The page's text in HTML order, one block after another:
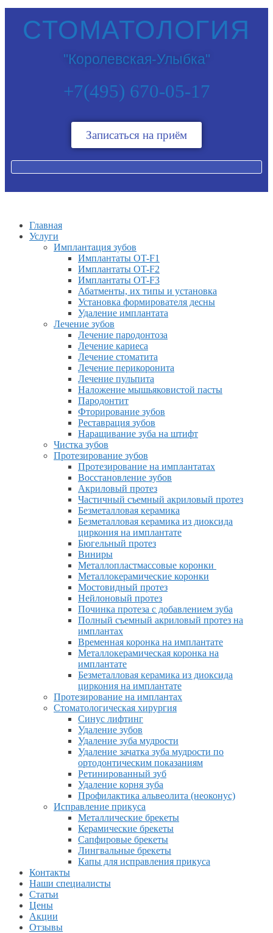
СТОМАТОЛОГИЯ
"Королевская-Улыбка"
+7(495) 670-05-17
Записаться на приём
Главная
Услуги
Имплантация зубов
Имплантаты OT-F1
Имплантаты OT-F2
Имплантаты OT-F3
Абатменты, их типы и установка
Установка формирователя десны
Удаление имплантата
Лечение зубов
Лечение пародонтоза
Лечение кариеса
Лечение стоматита
Лечение перикоронита
Лечение пульпита
Наложение мышьяковистой пасты
Пародонтит
Фторирование зубов
Реставрация зубов
Наращивание зуба на штифт
Чистка зубов
Протезирование зубов
Протезирование на имплантатах
Восстановление зубов
Акриловый протез
Частичный съемный акриловый протез
Безметалловая керамика
Безметалловая керамика из диоксида
циркония на имплантате
Бюгельный протез
Виниры
Металлопластмассовые коронки
Металлокерамические коронки
Мостовидный протез
Нейлоновый протез
Починка протеза с добавлением зуба
Полный съемный акриловый протез на
имплантах
Временная коронка на имплантате
Металлокерамическая коронка на
имплантате
Безметалловая керамика из диоксида
циркония на имплантате
Протезирование на имплантах
Стоматологическая хирургия
Синус лифтинг
Удаление зубов
Удаление зуба мудрости
Удаление зачатка зуба мудрости по
ортодонтическим показаниям
Ретинированный зуб
Удаление корня зуба
Профилактика альвеолита (неоконус)
Исправление прикуса
Металлические брекеты
Керамические брекеты
Сапфировые брекеты
Лингвальные брекеты
Капы для исправления прикуса
Контакты
Наши специалисты
Статьи
Цены
Акции
Отзывы